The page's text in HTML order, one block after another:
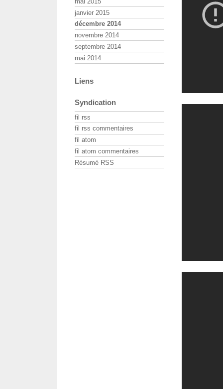
janvier 2015
décembre 2014
novembre 2014
septembre 2014
mai 2014
Liens
Syndication
fil rss
fil rss commentaires
fil atom
fil atom commentaires
Résumé RSS